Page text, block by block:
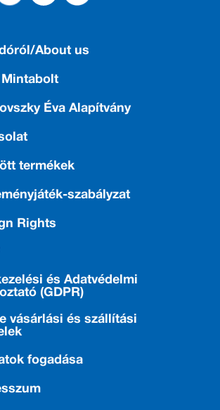
About us
Mintabolt
Éva Alapítvány
termékek
szabályzat
Rights
és Adatvédelmi
(GDPR)
vásárlási és szállítási
fogadása